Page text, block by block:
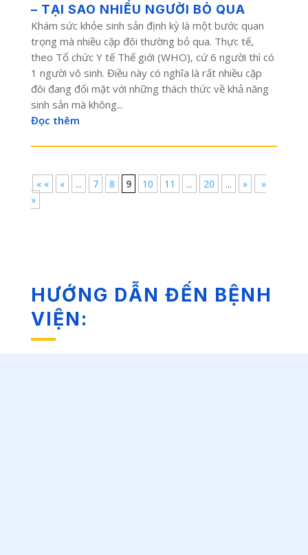
– TẠI SAO NHIỀU NGƯỜI BỎ QUA
Khám sức khỏe sinh sản định kỳ là một bước quan
trọng mà nhiều cặp đôi thường bỏ qua. Thực tế,
theo Tổ chức Y tế Thế giới (WHO), cứ 6 người thì có
1 người vô sinh. Điều này có nghĩa là rất nhiều cặp
đôi đang đối mặt với những thách thức về khả năng
sinh sản mà không...
Đọc thêm
« « « ... 7 8 9 10 11 ... 20 ... »
»
»
HƯỚNG DẪN ĐẾN BỆNH
VIỆN: